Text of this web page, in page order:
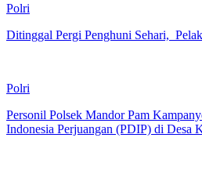
Polri
Ditinggal Pergi Penghuni Sehari,
Polri
Personil Polsek Mandor Pam
Indonesia Perjuangan (PDIP) di Desa